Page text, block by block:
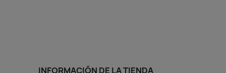
INFORMACIÓN DE LA TIENDA